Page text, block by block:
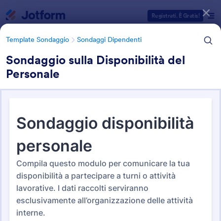
Registrati. È Gratis!
Template Sondaggio Sondaggi Dipendenti
Sondaggio sulla Disponibilità del
Personale
Modelli di Indagine sui
Dipendenti
36 Template
Categorie Template Moduli